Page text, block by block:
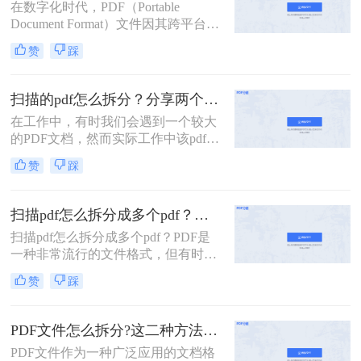
您轻松应对各种拆分需求。
在数字化时代，PDF（Portable
Document Format）文件因其跨平台兼
容性和内容稳定性而广受欢迎。然
而，有时我们需要对大型PDF文件进
分割成更小的单元，以便于管理、分
享或编辑。那么PDF拆分怎么操作
呢？本文将为您介绍几种常见的PDF
拆分方法，帮助您轻松完成这项任
务。
赞 踩
扫描的pdf怎么拆分？分享两个实用拆分的方法！
在工作中，有时我们会遇到一个较大
的PDF文档，然而实际工作中该pdf文
档的内容是分模块处理的。这时我们
就可以使用PDF拆分功能，将整个
文档，方便工作中文档的传输处理和
重要内容的查找。下面我们就将介绍
扫描的pdf怎么拆分方法，希望能给读
者的工作带来方便。
赞 踩
扫描pdf怎么拆分成多个pdf？这三种PDF拆分方法轻松搞定！
扫描pdf怎么拆分成多个pdf？PDF是
一种非常流行的文件格式，但有时候
我们需要将一个大的PDF文件拆分成
多个小的文件，以便于管理和分享。
赞 踩
PDF文件怎么拆分?这二种方法教你轻松拆分!
PDF文件作为一种广泛应用的文档格